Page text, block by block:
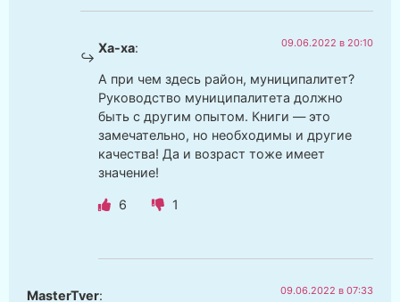
Ха-ха: 09.06.2022 в 20:10
А при чем здесь район, муниципалитет?
Руководство муниципалитета должно
быть с другим опытом. Книги — это
замечательно, но необходимы и другие
качества! Да и возраст тоже имеет
значение!
6 1
MasterTver: 09.06.2022 в 07:33